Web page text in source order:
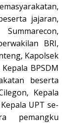
jajaran,
BRI,
Kapolsek
BPSDM
beserta
Kepala
UPT se-
pemangku